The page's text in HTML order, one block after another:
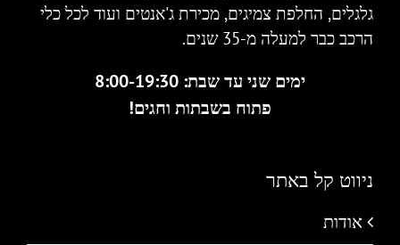
גלגלים, החלפת צמיגים, מכירת ג'אנטים ועוד לכל כלי
הרכב כבר למעלה מ-35 שנים.
ימים שני עד שבת: 8:00-19:30
פתוח בשבתות וחגים!
ניווט קל באתר
אודות